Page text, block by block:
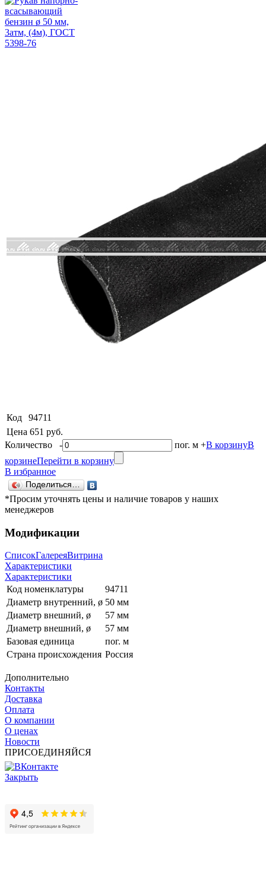
Код
94711
Цена 651 руб.
Количество - пог. м +В корзинуВ
корзинеПерейти в корзину
В избранное
Поделиться…
*Просим уточнять цены и наличие товаров у наших
менеджеров
Модификации
СписокГалереяВитрина
Характеристики
Характеристики
Код номенклатуры
94711
Диаметр внутренний, ø 50 мм
Диаметр внешний, ø
57 мм
Диаметр внешний, ø
57 мм
Базовая единица
пог. м
Страна происхождения Россия
Дополнительно
Контакты
Доставка
Оплата
О компании
О ценах
Новости
ПРИСОЕДИНЯЙСЯ
Закрыть